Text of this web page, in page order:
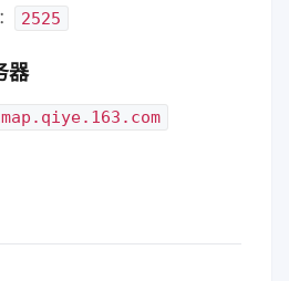
2525
器